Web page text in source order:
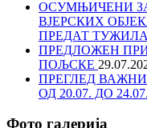
ОСУМЊИЧЕНИ
ВЈЕРСКИХ
ПРЕДАТ
ПРЕДЛОЖЕН
ПОЉСКЕ
ПРЕГЛЕД
ОД 20.07. ДО
Фото галерија